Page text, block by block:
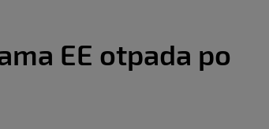
EE otpada po